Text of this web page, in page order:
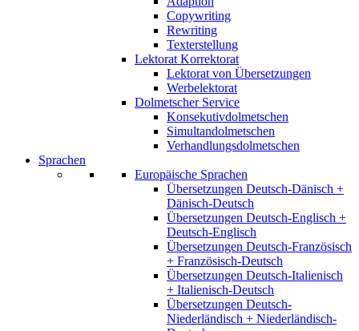
Copywriting
Rewriting
Texterstellung
Lektorat Korrektorat
Lektorat von Übersetzungen
Werbelektorat
Dolmetscher Service
Konsekutivdolmetschen
Simultandolmetschen
Verhandlungsdolmetschen
Sprachen
Europäische Sprachen
Übersetzungen Deutsch-Dänisch +
Dänisch-Deutsch
Übersetzungen Deutsch-Englisch +
Deutsch-Englisch
Übersetzungen Deutsch-Französisch
+ Französisch-Deutsch
Übersetzungen Deutsch-Italienisch
+ Italienisch-Deutsch
Übersetzungen Deutsch-
Niederländisch + Niederländisch-